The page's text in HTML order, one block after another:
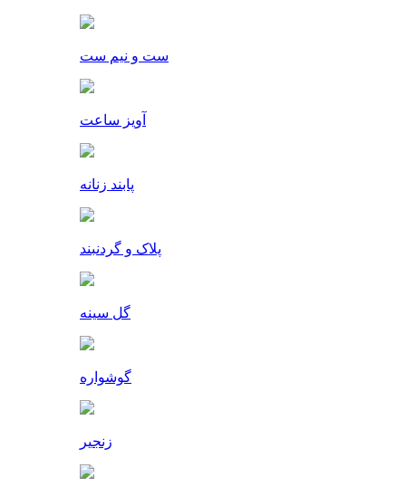
ست و نیم ست
آویز ساعت
پابند زنانه
پلاک و گردنبند
گل سینه
گوشواره
زنجیر